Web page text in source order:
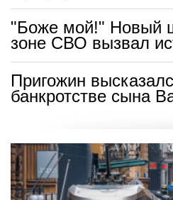
"Боже мой!" Новый
зоне СВО вызвал
Пригожин
банкротстве сына